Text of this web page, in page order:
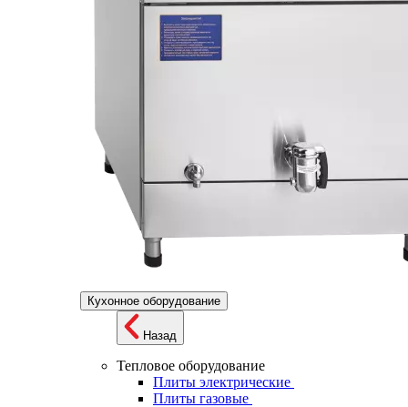
Кухонное оборудование
Назад
Тепловое оборудование
Плиты электрические
Плиты газовые